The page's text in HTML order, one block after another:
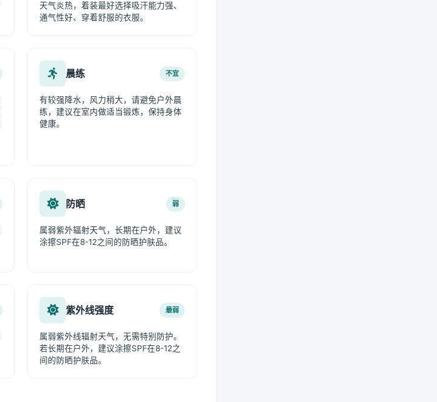
天气炎热，着装最好选择吸汗能力强、
通气性好、穿着舒服的衣服。
晨练 不宜
有较强降水，风力稍大，请避免户外晨
练，建议在室内做适当锻炼，保持身体
健康。
防晒 弱
属弱紫外辐射天气，长期在户外，建议
涂擦SPF在8-12之间的防晒护肤品。
紫外线强度 最弱
属弱紫外线辐射天气，无需特别防护。
若长期在户外，建议涂擦SPF在8-12之
间的防晒护肤品。